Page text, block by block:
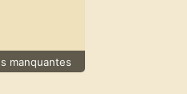
manquantes